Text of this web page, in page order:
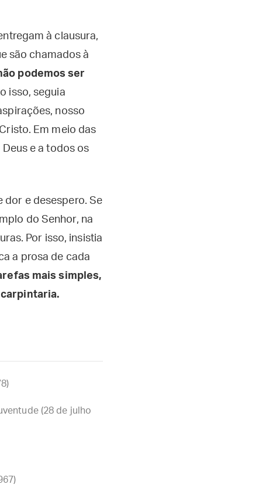
à clausura,
são chamados à
podemos ser
isso, seguia
nosso
Em meio das
e a todos os
dor e desespero. Se
do Senhor, na
Por isso, insistia
a prosa de cada
mais simples,
(28 de julho